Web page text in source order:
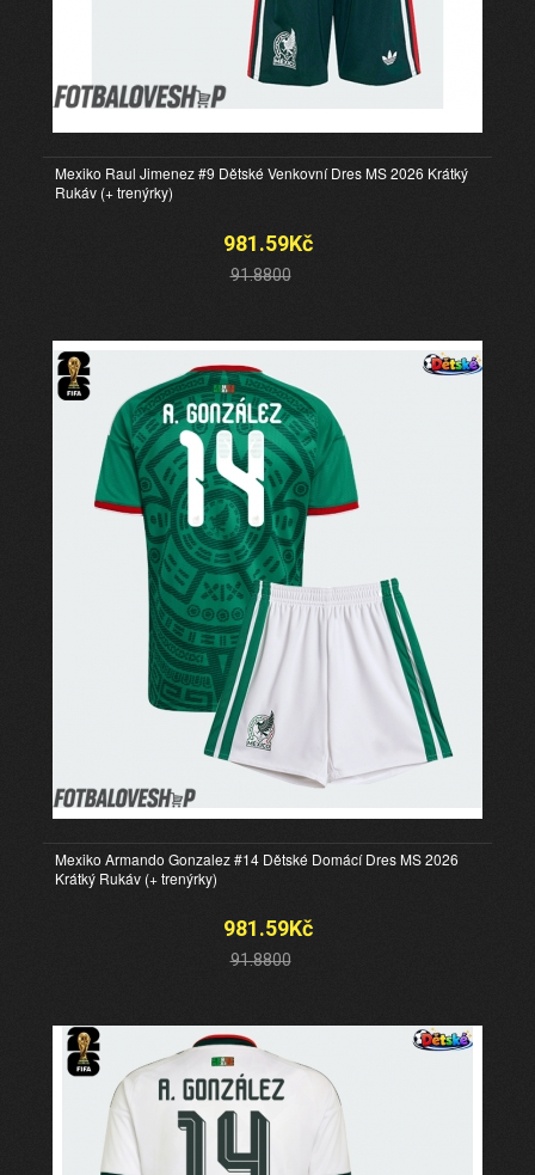
Mexiko Raul Jimenez #9 Dětské Venkovní Dres MS 2026 Krátký
Rukáv (+ trenýrky)
981.59Kč
91.8800
Mexiko Armando Gonzalez #14 Dětské Domácí Dres MS 2026
Krátký Rukáv (+ trenýrky)
981.59Kč
91.8800